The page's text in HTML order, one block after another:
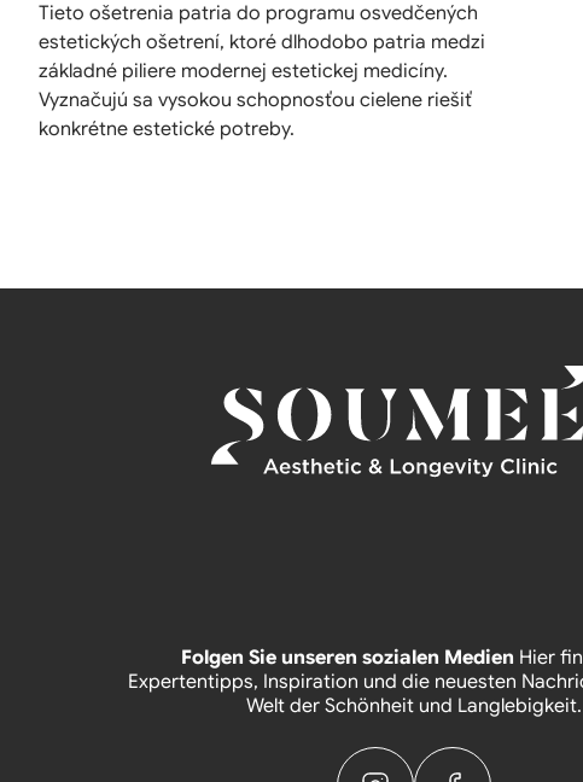
Tieto ošetrenia patria do programu osvedčených
estetických ošetrení, ktoré dlhodobo patria medzi
základné piliere modernej estetickej medicíny.
Vyznačujú sa vysokou schopnosťou cielene riešiť
konkrétne estetické potreby.
Folgen Sie unseren sozialen Medien Hier
Expertentipps, Inspiration und die neuesten
Welt der Schönheit und Langlebigkeit.